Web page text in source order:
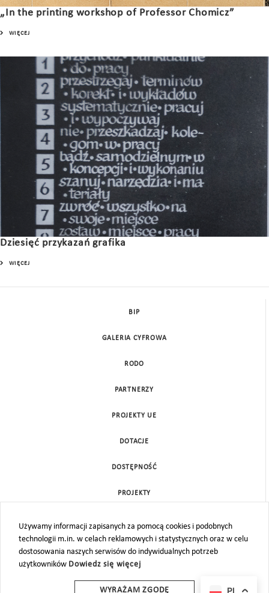
„In the printing workshop of Professor Chomicz”
WIĘCEJ
Dziesięć przykazań grafika
WIĘCEJ
Używamy informacji zapisanych za pomocą cookies i podobnych
technologii m.in. w celach reklamowych i statystycznych oraz w celu
dostosowania naszych serwisów do indywidualnych potrzeb
użytkowników Dowiedz się więcej
WYRAŻAM ZGODĘ
BIP
GALERIA CYFROWA
RODO
PARTNERZY
PROJEKTY UE
DOTACJE
DOSTĘPNOŚĆ
PROJEKTY
MAPA STRONY